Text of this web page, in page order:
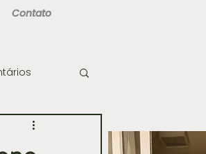
Contato